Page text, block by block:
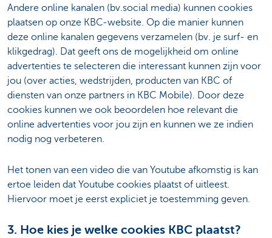
Andere online kanalen (bv.social media) kunnen cookies
plaatsen op onze KBC-website. Op die manier kunnen
deze online kanalen gegevens verzamelen (bv. je surf- en
klikgedrag). Dat geeft ons de mogelijkheid om online
advertenties te selecteren die interessant kunnen zijn voor
jou (over acties, wedstrijden, producten van KBC of
diensten van onze partners in KBC Mobile). Door deze
cookies kunnen we ook beoordelen hoe relevant die
online advertenties voor jou zijn en kunnen we ze indien
nodig nog verbeteren.
Het tonen van een video die van Youtube afkomstig is kan
ertoe leiden dat Youtube cookies plaatst of uitleest.
Hiervoor moet je eerst expliciet je toestemming geven.
3. Hoe kies je welke cookies KBC plaatst?